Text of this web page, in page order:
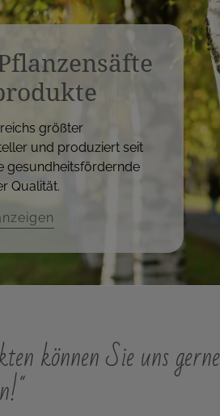
größter
und produziert seit
gesundheitsfördernde
Qualität.
können Sie uns gerne